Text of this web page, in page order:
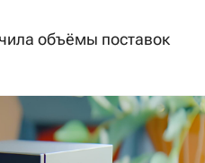
объёмы поставок